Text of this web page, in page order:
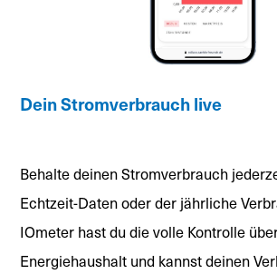
Dein Stromverbrauch live
Behalte deinen Stromverbrauch
Echtzeit-Daten oder der jährliche
IOmeter hast du die volle Kontrolle
Energiehaushalt und kannst deinen